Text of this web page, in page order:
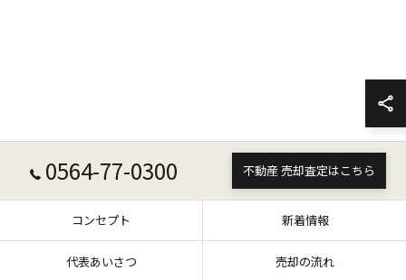
0564-77-0300 不動産 売却査定はこちら
コンセプト 新着情報
代表あいさつ 売却の流れ